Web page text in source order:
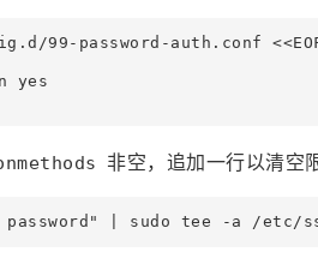
99-password-auth.conf
yes
非空，追加一行以清空